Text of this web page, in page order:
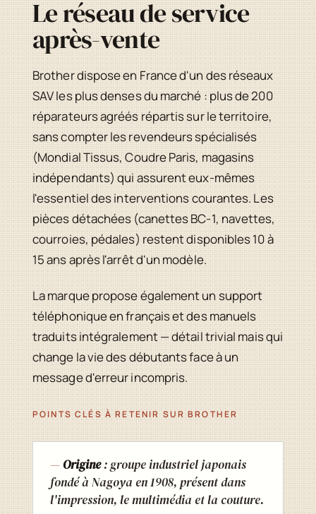
Le réseau de service
après-vente
Brother dispose en France d'un des réseaux
SAV les plus denses du marché : plus de 200
réparateurs agréés répartis sur le territoire,
sans compter les revendeurs spécialisés
(Mondial Tissus, Coudre Paris, magasins
indépendants) qui assurent eux-mêmes
l'essentiel des interventions courantes. Les
pièces détachées (canettes BC-1, navettes,
courroies, pédales) restent disponibles 10 à
15 ans après l'arrêt d'un modèle.
La marque propose également un support
téléphonique en français et des manuels
traduits intégralement — détail trivial mais qui
change la vie des débutants face à un
message d'erreur incompris.
POINTS CLÉS À RETENIR SUR BROTHER
Origine: groupe industriel japonais
fondé à Nagoya en 1908, présent dans
l'impression, le multimédia et la couture.